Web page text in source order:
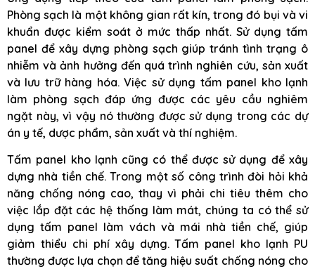
Phòng sạch là một không gian rất kín, trong đó bụi và vi
khuẩn được kiểm soát ở mức thấp nhất. Sử dụng tấm
panel để xây dựng phòng sạch giúp tránh tình trạng ô
nhiễm và ảnh hưởng đến quá trình nghiên cứu, sản xuất
và lưu trữ hàng hóa. Việc sử dụng tấm panel kho lạnh
làm phòng sạch đáp ứng được các yêu cầu nghiêm
ngặt này, vì vậy nó thường được sử dụng trong các dự
án y tế, dược phẩm, sản xuất và thí nghiệm.
Tấm panel kho lạnh cũng có thể được sử dụng để xây
dựng nhà tiền chế. Trong một số công trình đòi hỏi khả
năng chống nóng cao, thay vì phải chi tiêu thêm cho
việc lắp đặt các hệ thống làm mát, chúng ta có thể sử
dụng tấm panel làm vách và mái nhà tiền chế, giúp
giảm thiểu chi phí xây dựng. Tấm panel kho lạnh PU
thường được lựa chọn để tăng hiệu suất chống nóng cho